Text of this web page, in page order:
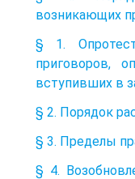
возникающих
§ 1.
приговоров,
вступивших в
§ 2. Порядок
§ 3. Пределы
§ 4.